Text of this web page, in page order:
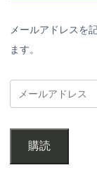
メールアドレスを
ます。
購読